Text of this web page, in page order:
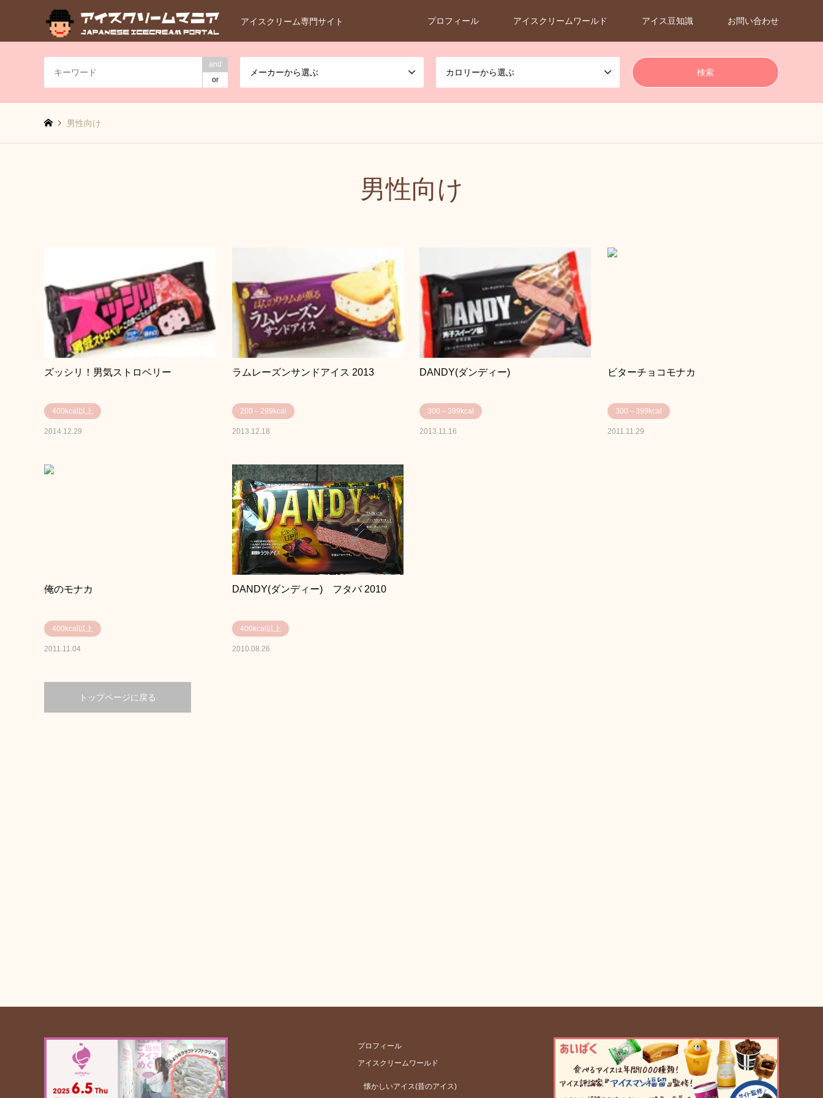
アイスクリーム専門サイト プロフィール アイスクリームワールド アイス豆知識 お問い合わせ
and
or
メーカーから選ぶ カロリーから選ぶ
男性向け
男性向け
ズッシリ！男気ストロベリー
400kcal以上
2014.12.29
ラムレーズンサンドアイス 2013
200～299kcal
2013.12.18
DANDY(ダンディー)
300～399kcal
2013.11.16
ビターチョコモナカ
300～399kcal
2011.11.29
俺のモナカ
400kcal以上
2011.11.04
DANDY(ダンディー) フタバ 2010
400kcal以上
2010.08.26
トップページに戻る
プロフィール
アイスクリームワールド
懐かしいアイス(昔のアイス)